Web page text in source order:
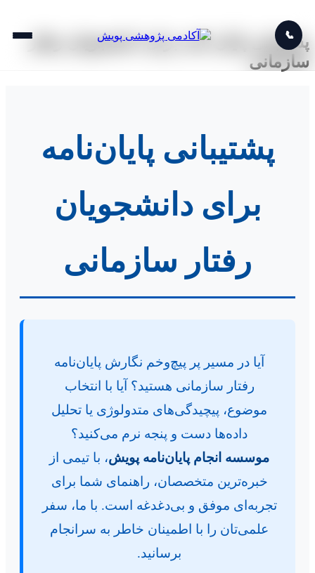
📞
پشتیبانی پایان نامه برای دانشجویان رفتار
سازمانی
پشتیبانی پایان‌نامه
برای دانشجویان
رفتار سازمانی
آیا در مسیر پر پیچ‌وخم نگارش پایان‌نامه
رفتار سازمانی هستید؟ آیا با انتخاب
موضوع، پیچیدگی‌های متدولوژی یا تحلیل
داده‌ها دست و پنجه نرم می‌کنید؟
موسسه انجام پایان‌نامه پویش، با تیمی از
خبره‌ترین متخصصان، راهنمای شما برای
تجربه‌ای موفق و بی‌دغدغه است. با ما، سفر
علمی‌تان را با اطمینان خاطر به سرانجام
برسانید.